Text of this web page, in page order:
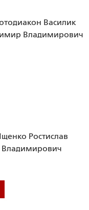
Василик
Владимирович
Ростислав
Владимирович